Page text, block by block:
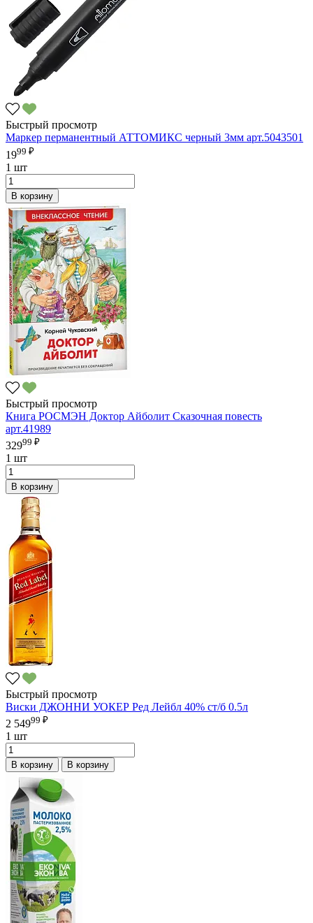
Быстрый просмотр
Маркер перманентный АТТОМИКС черный 3мм арт.5043501
1999 ₽
1 шт
В корзину
Быстрый просмотр
Книга РОСМЭН Доктор Айболит Сказочная повесть
арт.41989
32999 ₽
1 шт
В корзину
Быстрый просмотр
Виски ДЖОННИ УОКЕР Ред Лейбл 40% ст/б 0.5л
2 54999 ₽
1 шт
В корзину В корзину